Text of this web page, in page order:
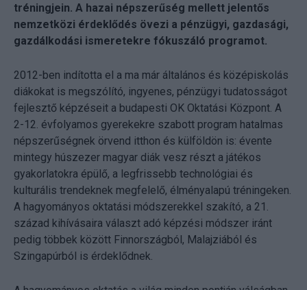
tréningjein. A hazai népszerűség mellett jelentős
nemzetközi érdeklődés övezi a pénzügyi, gazdasági,
gazdálkodási ismeretekre fókuszáló programot.
2012-ben indította el a ma már általános és középiskolás
diákokat is megszólító, ingyenes, pénzügyi tudatosságot
fejlesztő képzéseit a budapesti OK Oktatási Központ. A
2-12. évfolyamos gyerekekre szabott program hatalmas
népszerűségnek örvend itthon és külföldön is: évente
mintegy húszezer magyar diák vesz részt a játékos
gyakorlatokra épülő, a legfrissebb technológiai és
kulturális trendeknek megfelelő, élményalapú tréningeken.
A hagyományos oktatási módszerekkel szakító, a 21.
század kihívásaira választ adó képzési módszer iránt
pedig többek között Finnországból, Malajziából és
Szingapúrból is érdeklődnek.